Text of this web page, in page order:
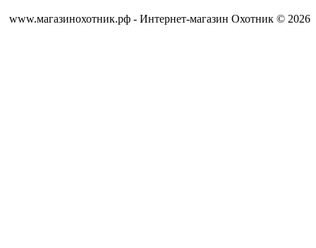
www.магазинохотник.рф - Интернет-магазин Охотник © 2026